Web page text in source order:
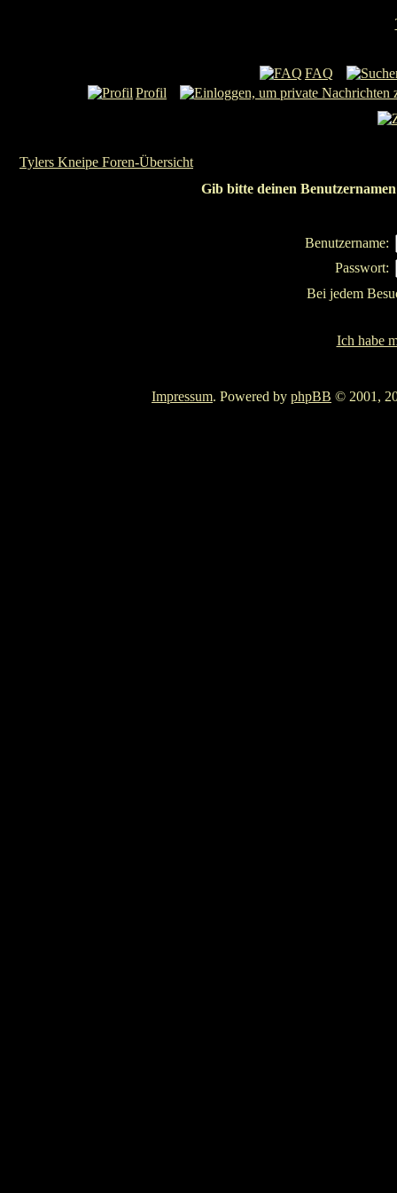
FAQ
Profil
Tylers Kneipe Foren-Übersicht
Gib bitte deinen
Benutzername:
Passwort:
Bei jedem
Ich habe
Impressum. Powered by phpBB © 2001,